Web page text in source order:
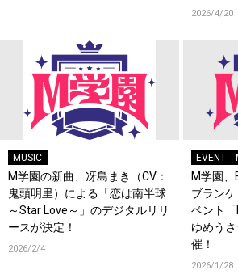
2026/4/20
MUSIC
M学園の新曲、冴島まき（CV：
鬼頭明里）による「恋は南半球
～Star Love～」のデジタルリリ
ースが決定！
2026/2/4
EVENT
M学園
ブラン
ベント
ゆめう
催！
2026/1/28